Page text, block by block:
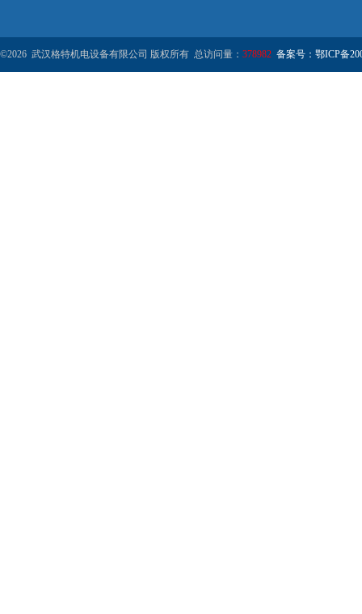
©2026 武汉格特机电设备有限公司 版权所有 总访问量： 378982 备案号：鄂ICP备